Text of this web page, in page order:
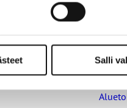
Salli
Julkisten ja
Käyntiosoite: Sörnäisten
sekä isokirjainlyhenne